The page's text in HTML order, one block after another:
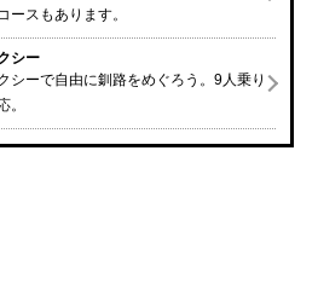
ースもあります。
シー
シーで自由に釧路をめぐろう。9人乗り
。